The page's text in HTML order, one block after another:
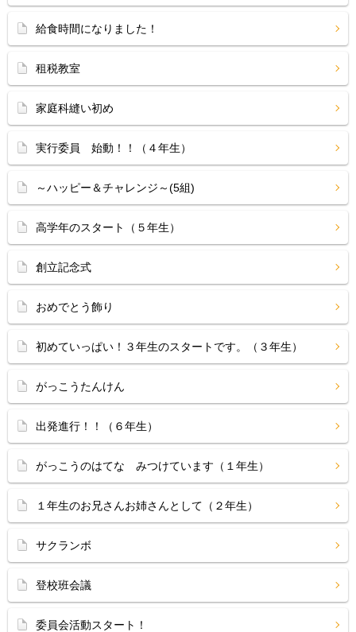
給食時間になりました！
租税教室
家庭科縫い初め
実行委員 始動！！（４年生）
～ハッピー＆チャレンジ～(5組)
高学年のスタート（５年生）
創立記念式
おめでとう飾り
初めていっぱい！３年生のスタートです。（３年生）
がっこうたんけん
出発進行！！（６年生）
がっこうのはてな みつけています（１年生）
１年生のお兄さんお姉さんとして（２年生）
サクランボ
登校班会議
委員会活動スタート！